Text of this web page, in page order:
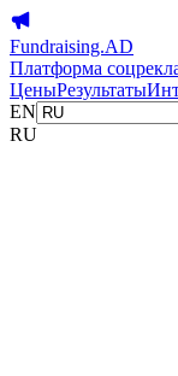
Fundraising.AD
Платформа
ЦеныРезультаты
EN
RU